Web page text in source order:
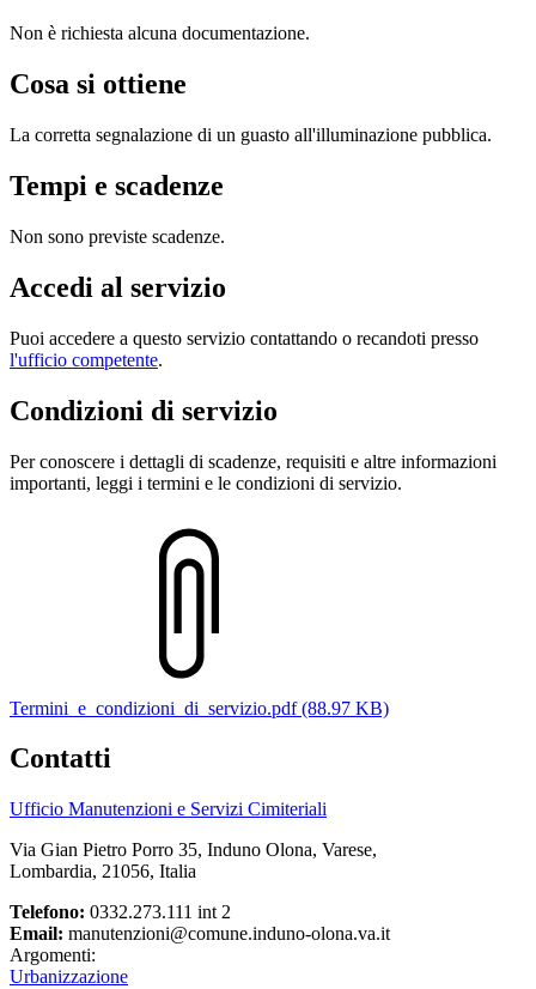
Non è richiesta alcuna documentazione.
Cosa si ottiene
La corretta segnalazione di un guasto all'illuminazione pubblica.
Tempi e scadenze
Non sono previste scadenze.
Accedi al servizio
Puoi accedere a questo servizio contattando o recandoti presso
l'ufficio competente.
Condizioni di servizio
Per conoscere i dettagli di scadenze, requisiti e altre informazioni
importanti, leggi i termini e le condizioni di servizio.
Termini_e_condizioni_di_servizio.pdf (88.97 KB)
Contatti
Ufficio Manutenzioni e Servizi Cimiteriali
Via Gian Pietro Porro 35, Induno Olona, Varese,
Lombardia, 21056, Italia
Telefono: 0332.273.111 int 2
Email: manutenzioni@comune.induno-olona.va.it
Argomenti:
Urbanizzazione